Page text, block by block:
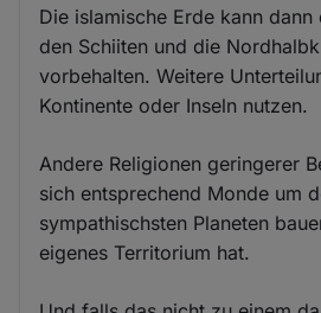
Die islamische Erde kann
den Schiiten und die
vorbehalten. Weitere
Kontinente oder Inseln nutzen.
Andere Religionen geringerer
sich entsprechend Monde um
sympathischsten Planeten
eigenes Territorium hat.